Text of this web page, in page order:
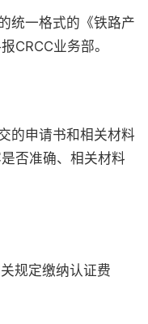
统一格式的《铁路产
CRCC业务部。
的申请书和相关材料
否准确、相关材料
规定缴纳认证费